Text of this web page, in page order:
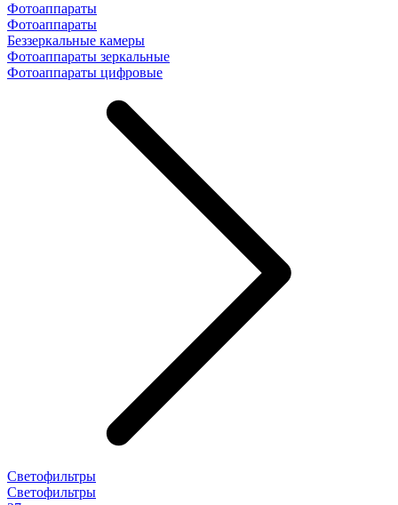
Фотоаппараты
Фотоаппараты
Беззеркальные камеры
Фотоаппараты зеркальные
Фотоаппараты цифровые
Светофильтры
Светофильтры